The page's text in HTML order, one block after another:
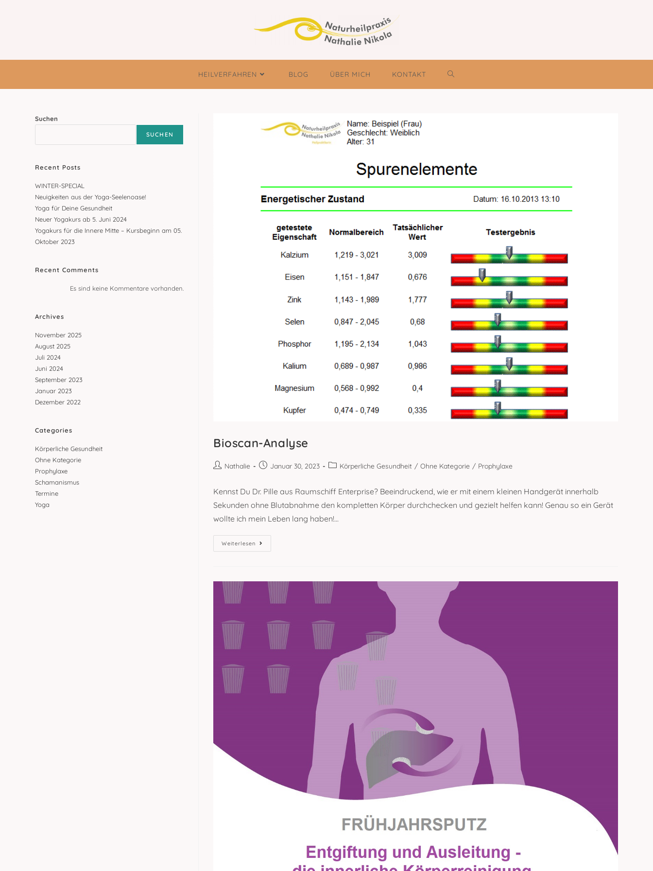
HEILVERFAHREN BLOG ÜBER MICH KONTAKT WEBSITE-
Bioscan-Analyse
Beitrags-
Nathalie
BeitragJanuar 30, 2023
Beitrags-
Körperliche Gesundheit / Ohne Kategorie / Prophylaxe
Kennst Du Dr. Pille aus Raumschiff Enterprise? Beeindruckend, wie er mit einem kleinen Handgerät innerhalb
Sekunden ohne Blutabnahme den kompletten Körper durchchecken und gezielt helfen kann! Genau so ein Gerät
wollte ich mein Leben lang haben!...
Weiterlesen Bioscan-
Analyse
Suchen
SUCHEN
Recent Posts
WINTER-SPECIAL
Neuigkeiten aus der Yoga-Seelenoase!
Yoga für Deine Gesundheit
Neuer Yogakurs ab 5. Juni 2024
Yogakurs für die Innere Mitte – Kursbeginn am 05.
Oktober 2023
Recent Comments
Es sind keine Kommentare vorhanden.
Archives
November 2025
August 2025
Juli 2024
Juni 2024
September 2023
Januar 2023
Dezember 2022
Categories
Körperliche Gesundheit
Ohne Kategorie
Prophylaxe
Schamanismus
Termine
Yoga